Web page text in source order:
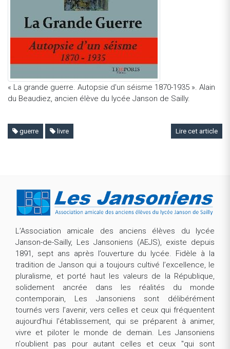
« La grande guerre. Autopsie d'un séisme 1870-1935 ». Alain
du Beaudiez, ancien élève du lycée Janson de Sailly.
Lire cet article
guerre livre
L’Association amicale des anciens élèves du lycée
Janson-de-Sailly, Les Jansoniens (AEJS), existe depuis
1891, sept ans après l’ouverture du lycée. Fidèle à la
tradition de Janson qui a toujours cultivé l’excellence, le
pluralisme, et porté haut les valeurs de la République,
solidement ancrée dans les réalités du monde
contemporain, Les Jansoniens sont délibérément
tournés vers l’avenir, vers celles et ceux qui fréquentent
aujourd'hui l'établissement, qui se préparent à animer,
vivre et piloter le monde de demain. Les Jansoniens
n'oublient pas pour autant celles et ceux "qui sont